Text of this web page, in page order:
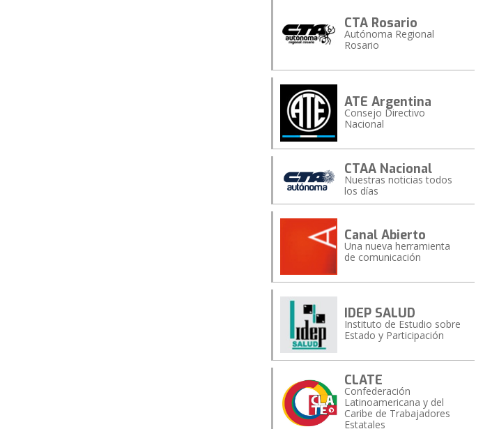
CTA Rosario
Autónoma Regional
Rosario
ATE Argentina
Consejo Directivo
Nacional
CTAA Nacional
Nuestras noticias todos
los días
Canal Abierto
Una nueva herramienta
de comunicación
IDEP SALUD
Instituto de Estudio sobre
Estado y Participación
CLATE
Confederación
Latinoamericana y del
Caribe de Trabajadores
Estatales